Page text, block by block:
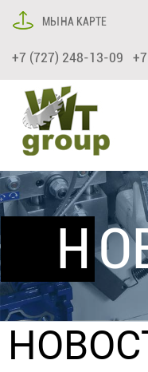
МЫ НА КАРТЕ
+7 (727) 248-13-09